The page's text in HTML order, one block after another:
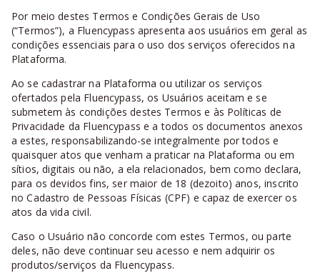
Por meio destes Termos e Condições Gerais de Uso
(“Termos”), a Fluencypass apresenta aos usuários em geral as
condições essenciais para o uso dos serviços oferecidos na
Plataforma.
Ao se cadastrar na Plataforma ou utilizar os serviços
ofertados pela Fluencypass, os Usuários aceitam e se
submetem às condições destes Termos e às Políticas de
Privacidade da Fluencypass e a todos os documentos anexos
a estes, responsabilizando-se integralmente por todos e
quaisquer atos que venham a praticar na Plataforma ou em
sítios, digitais ou não, a ela relacionados, bem como declara,
para os devidos fins, ser maior de 18 (dezoito) anos, inscrito
no Cadastro de Pessoas Físicas (CPF) e capaz de exercer os
atos da vida civil.
Caso o Usuário não concorde com estes Termos, ou parte
deles, não deve continuar seu acesso e nem adquirir os
produtos/serviços da Fluencypass.